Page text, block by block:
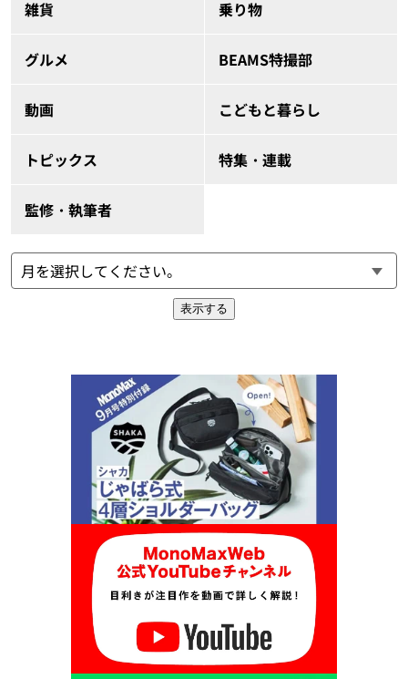
雑貨 乗り物
グルメ BEAMS特撮部
動画 こどもと暮らし
トピックス 特集・連載
監修・執筆者
表示する